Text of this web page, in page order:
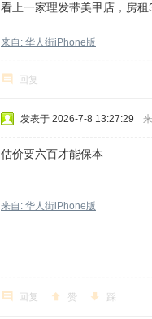
看上一家理发带美甲店，房
来自: 华人街iPhone版
回复
发表于 2026-7-8 13:27:29
估价要六百才能保本
来自: 华人街iPhone版
回复 赞 踩